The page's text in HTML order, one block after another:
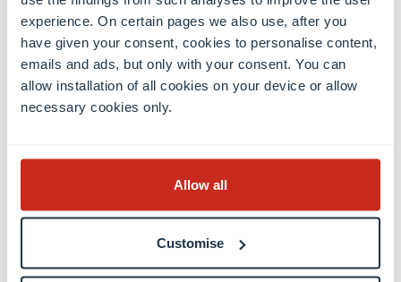
experience. On certain pages we also use, after you
have given your consent, cookies to personalise content,
emails and ads, but only with your consent. You can
allow installation of all cookies on your device or allow
necessary cookies only.
Allow all
Customise
Sie werden in luxemburgischer, französischer,
deutscher oder englischer Sprache abgehalten.
Die Anzahl der Schüler sollte 28 nicht
überschreiten, außer in Mathematik, wo wir
Schüler.
Wir schicken eine Rechnung nach dem Workshop
(keine Bezahlung vor Ort).